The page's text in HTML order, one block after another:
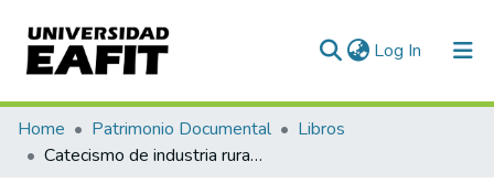
Log In (current)
Communities & Collections
All of DSpace
Home Patrimonio Documental
Libros
Catecismo de industria rural y doméstica